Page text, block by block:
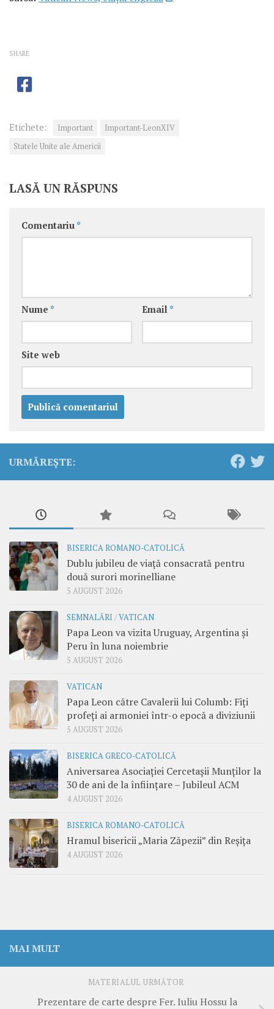
SHARE
Etichete: Important
Important-LeonXIV
Statele Unite ale Americii
LASĂ UN RĂSPUNS
Comentariu *
Nume * Email *
Site web
URMĂREȘTE:
BISERICA ROMANO-CATOLICĂ
Dublu jubileu de viață consacrată pentru
două surori morinelliane
5 AUGUST 2026
SEMNALĂRI /VATICAN
Papa Leon va vizita Uruguay, Argentina și
Peru în luna noiembrie
5 AUGUST 2026
VATICAN
Papa Leon către Cavalerii lui Columb: Fiți
profeți ai armoniei într-o epocă a diviziunii
5 AUGUST 2026
BISERICA GRECO-CATOLICĂ
Aniversarea Asociației Cercetașii Munților la
30 de ani de la înființare – Jubileul ACM
4 AUGUST 2026
BISERICA ROMANO-CATOLICĂ
Hramul bisericii „Maria Zăpezii” din Reșița
4 AUGUST 2026
MAI MULT
MATERIALUL URMĂTOR
Prezentare de carte despre Fer. Iuliu Hossu la